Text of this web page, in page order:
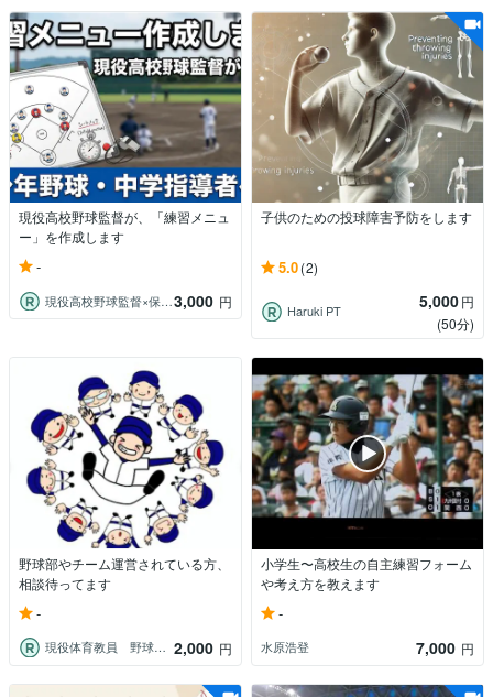
現役高校野球監督が、「練習メニュ
ー」を作成します
-
現役高校野球監督×保健体育教員Y先生 3,000 円
子供のための投球障害予防をします
5.0(2)
Haruki PT 5,000円
(50分)
野球部やチーム運営されている方、
相談待ってます
-
現役体育教員 野球部顧問 2,000 円
小学生〜高校生の自主練習フォーム
や考え方を教えます
-
水原浩登 7,000 円